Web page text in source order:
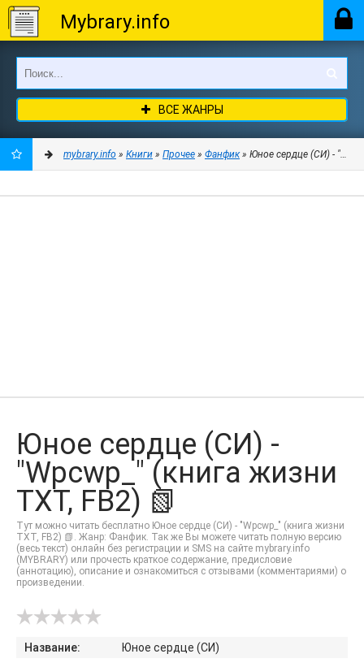
Mybrary.info
ВСЕ ЖАНРЫ
mybrary.info » Книги » Прочее » Фанфик» Юное сердце (СИ) -
Юное сердце (СИ) -
"Wpcwp_" (книга жизни
TXT, FB2) 📗
Тут можно читать бесплатно Юное сердце (СИ) - "Wpcwp_" (книга жизни
TXT, FB2) 📗. Жанр: Фанфик. Так же Вы можете читать полную версию
(весь текст) онлайн без регистрации и SMS на сайте mybrary.info
(MYBRARY) или прочесть краткое содержание, предисловие
(аннотацию), описание и ознакомиться с отзывами (комментариями) о
произведении.
Название: Юное сердце (СИ)